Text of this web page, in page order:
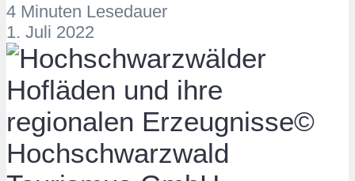
4 Minuten Lesedauer
1. Juli 2022